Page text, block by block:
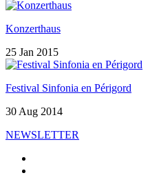
Konzerthaus
25 Jan 2015
Festival Sinfonia en Périgord
30 Aug 2014
NEWSLETTER